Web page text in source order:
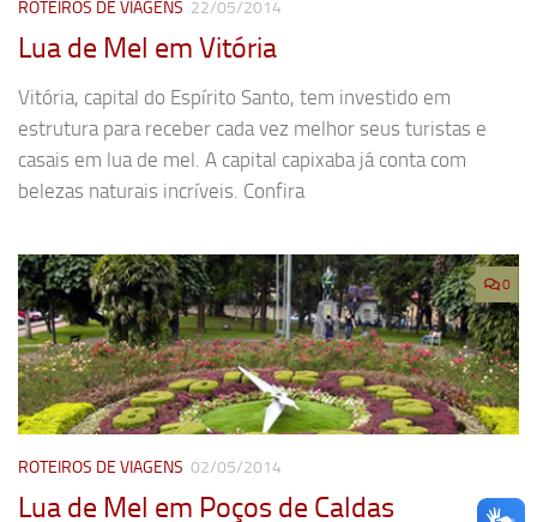
ROTEIROS DE VIAGENS 22/05/2014
Lua de Mel em Vitória
Vitória, capital do Espírito Santo, tem investido em
estrutura para receber cada vez melhor seus turistas e
casais em lua de mel. A capital capixaba já conta com
belezas naturais incríveis. Confira
0
ROTEIROS DE VIAGENS 02/05/2014
Lua de Mel em Poços de Caldas